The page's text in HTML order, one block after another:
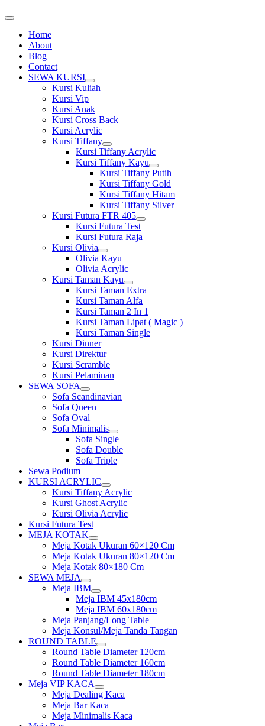
Home
About
Blog
Contact
SEWA KURSI
Show
sub
Kursi Kuliah
Kursi Vip
Kursi Anak
Kursi Cross Back
Kursi Acrylic
Kursi Tiffany
Show
sub
menu
Kursi Tiffany Acrylic
Kursi Tiffany Kayu
Show
sub
menu
Kursi Tiffany Putih
Kursi Tiffany Gold
Kursi Tiffany Hitam
Kursi Tiffany Silver
Kursi Futura FTR 405
Show
sub
menu
Kursi Futura Test
Kursi Futura Raja
Kursi Olivia
Show
sub
menu
Olivia Kayu
Olivia Acrylic
Kursi Taman Kayu
Show
sub
menu
Kursi Taman Extra
Kursi Taman Alfa
Kursi Taman 2 In 1
Kursi Taman Lipat ( Magic )
Kursi Taman Single
Kursi Dinner
Kursi Direktur
Kursi Scramble
Kursi Pelaminan
SEWA SOFA
Show
sub
menu
Sofa Scandinavian
Sofa Queen
Sofa Oval
Sofa Minimalis
Show
sub
menu
Sofa Single
Sofa Double
Sofa Triple
Sewa Podium
KURSI ACRYLIC
Show
sub
menu
Kursi Tiffany Acrylic
Kursi Ghost Acrylic
Kursi Olivia Acrylic
Kursi Futura Test
MEJA KOTAK
Show
sub
menu
Meja Kotak Ukuran 60×120 Cm
Meja Kotak Ukuran 80×120 Cm
Meja Kotak 80×180 Cm
SEWA MEJA
Show
sub
menu
Meja IBM
Show
sub
menu
Meja IBM 45x180cm
Meja IBM 60x180cm
Meja Panjang/Long Table
Meja Konsul/Meja Tanda Tangan
ROUND TABLE
Show
sub
menu
Round Table Diameter 120cm
Round Table Diameter 160cm
Round Table Diameter 180cm
Meja VIP KACA
Show
sub
menu
Meja Dealing Kaca
Meja Bar Kaca
Meja Minimalis Kaca